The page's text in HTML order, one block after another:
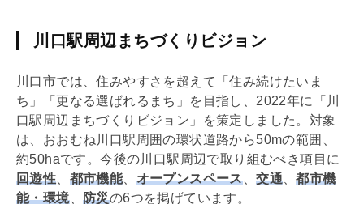
川口駅周辺まちづくりビジョン
川口市では、住みやすさを超えて「住み続けたいま
ち」「更なる選ばれるまち」を目指し、2022年に「川
口駅周辺まちづくりビジョン」を策定しました。対象
は、おおむね川口駅周囲の環状道路から50mの範囲、
約50haです。今後の川口駅周辺で取り組むべき項目に
回遊性
都市機能、 オープンスペース、交通 、都市機
能・環境、防災の6つを掲げています。